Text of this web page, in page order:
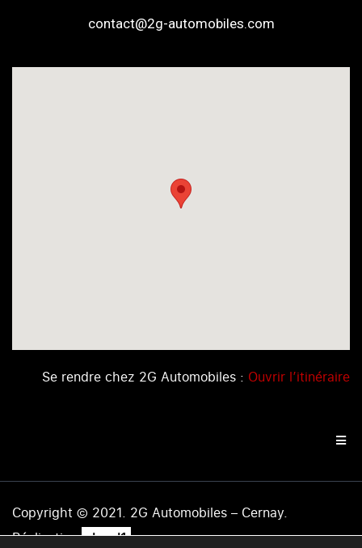
contact@2g-automobiles.com
Se rendre chez 2G Automobiles : Ouvrir l’itinéraire
Copyright © 2021. 2G Automobiles – Cernay.
Réalisation .level1